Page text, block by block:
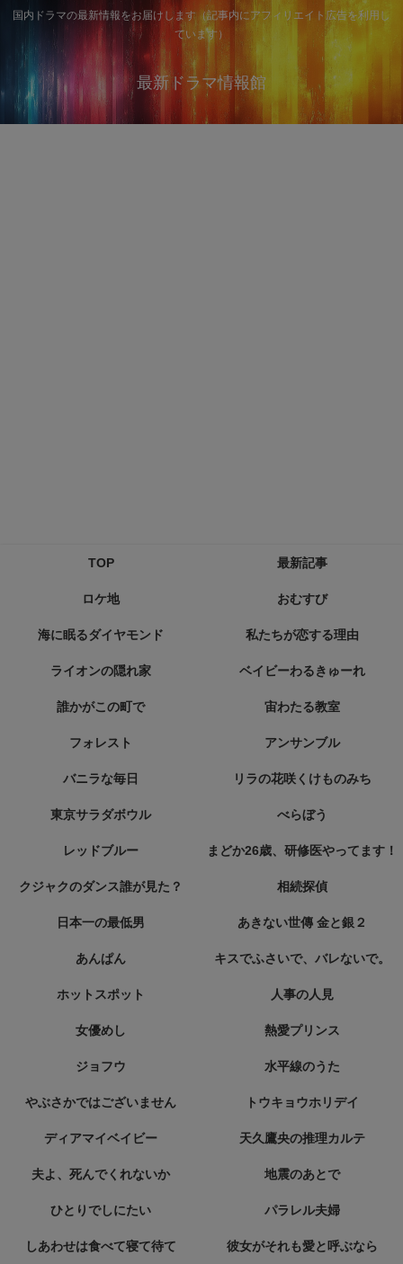
国内ドラマの最新情報をお届けします（記事内にアフィリエイト広告を利用し
ています）
最新ドラマ情報館
TOP 最新記事
ロケ地 おむすび
海に眠るダイヤモンド 私たちが恋する理由
ライオンの隠れ家 ベイビーわるきゅーれ
誰かがこの町で 宙わたる教室
フォレスト アンサンブル
バニラな毎日 リラの花咲くけものみち
東京サラダボウル べらぼう
レッドブルー まどか26歳、研修医やってます！
クジャクのダンス誰が見た？ 相続探偵
日本一の最低男 あきない世傳 金と銀２
あんぱん キスでふさいで、バレないで。
ホットスポット 人事の人見
女優めし 熱愛プリンス
ジョフウ 水平線のうた
やぶさかではございません トウキョウホリデイ
ディアマイベイビー 天久鷹央の推理カルテ
夫よ、死んでくれないか 地震のあとで
ひとりでしにたい パラレル夫婦
しあわせは食べて寝て待て 彼女がそれも愛と呼ぶなら